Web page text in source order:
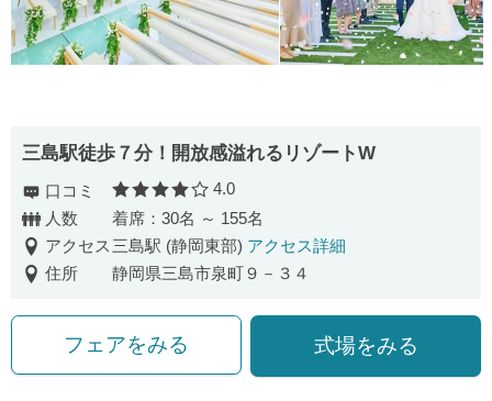
三島駅徒歩７分！開放感溢れるリゾートW
口コミ 口コミ評価
4.0
人数
着席：30名 ～ 155名
アクセス 三島駅 (静岡東部) アクセス詳細
住所
静岡県三島市泉町９－３４
フェアをみる 式場をみる